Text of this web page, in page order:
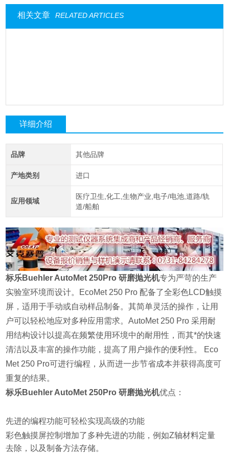
相关文章 RELATED ARTICLES
详细介绍
品牌 其他品牌
产地类别 进口
应用领域
医疗卫生,化工,生物产业,电子/电池,道路/轨
道/船舶
标乐Buehler AutoMet 250Pro 研磨抛光机专为严苛的生产
实验室环境而设计。EcoMet 250 Pro 配备了全彩色LCD触摸
屏，适用于手动或自动样品制备。其简单灵活的操作，让用
户可以轻松地应对多种应用需求。AutoMet 250 Pro 采用耐
用结构设计以提高在频繁使用环境中的耐用性，而其*的快速
清洁以及丰富的操作功能，提高了用户操作的便利性。 Eco
Met 250 Pro可进行编程，从而进一步节省成本并获得高度可
重复的结果。
标乐Buehler AutoMet 250Pro 研磨抛光机优点：
先进的编程功能可轻松实现高级的功能
彩色触摸屏控制增加了多种先进的功能，例如Z轴材料定量
去除，以及制备方法存储。